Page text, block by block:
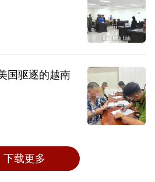
国驱逐的越南
下载更多